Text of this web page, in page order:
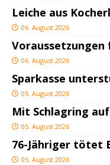
Leiche aus
06. August 2026
Voraussetzungen
06. August 2026
Sparkasse
05. August 2026
Mit Schlagring
05. August 2026
76-Jähriger tötet
05. August 2026